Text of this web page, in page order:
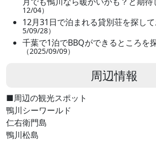
12/04）
12月31日で泊まれる貸別荘を探し
5/09/28）
千葉で1泊でBBQができるところを
（2025/09/09）
周辺情報
■周辺の観光スポット
鴨川シーワールド
仁右衛門島
鴨川松島